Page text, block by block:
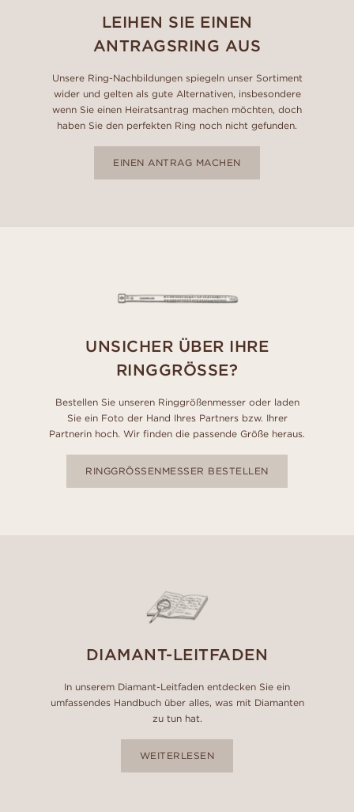
LEIHEN SIE EINEN
ANTRAGSRING AUS
Unsere Ring-Nachbildungen spiegeln unser Sortiment
wider und gelten als gute Alternativen, insbesondere
wenn Sie einen Heiratsantrag machen möchten, doch
haben Sie den perfekten Ring noch nicht gefunden.
EINEN ANTRAG MACHEN
UNSICHER ÜBER IHRE
RINGGRÖSSE?
Bestellen Sie unseren Ringgrößenmesser oder laden
Sie ein Foto der Hand Ihres Partners bzw. Ihrer
Partnerin hoch. Wir finden die passende Größe heraus.
RINGGRÖSSENMESSER BESTELLEN
DIAMANT-LEITFADEN
In unserem Diamant-Leitfaden entdecken Sie ein
umfassendes Handbuch über alles, was mit Diamanten
zu tun hat.
WEITERLESEN